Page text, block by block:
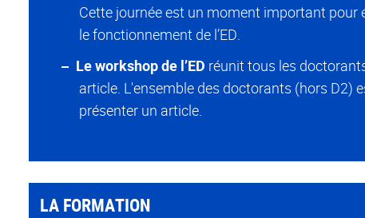
Cette journée est un moment important
le fonctionnement de l’ED.
Le workshop de l’ED réunit tous les
article. L'ensemble des doctorants (hors D2)
présenter un article.
LA FORMATION